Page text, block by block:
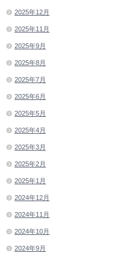
2025年12月
2025年11月
2025年9月
2025年8月
2025年7月
2025年6月
2025年5月
2025年4月
2025年3月
2025年2月
2025年1月
2024年12月
2024年11月
2024年10月
2024年9月